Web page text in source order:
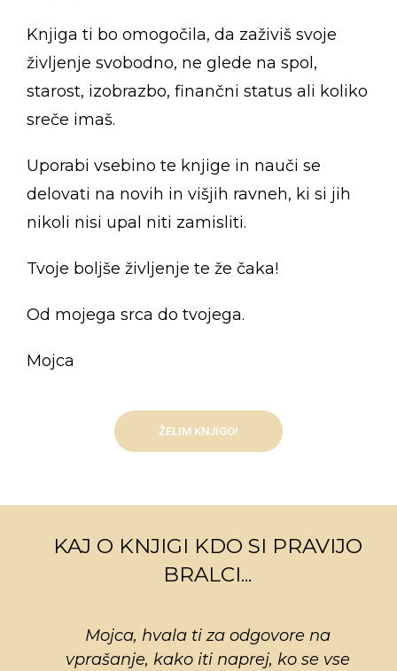
Knjiga ti bo omogočila, da zaživiš svoje
življenje svobodno, ne glede na spol,
starost, izobrazbo, finančni status ali koliko
sreče imaš.
Uporabi vsebino te knjige in nauči se
delovati na novih in višjih ravneh, ki si jih
nikoli nisi upal niti zamisliti.
Tvoje boljše življenje te že čaka!
Od mojega srca do tvojega.
Mojca
ŽELIM KNJIGO!
KAJ O KNJIGI KDO SI PRAVIJO
BRALCI...
Mojca, hvala ti za odgovore na
vprašanje, kako iti naprej, ko se vse